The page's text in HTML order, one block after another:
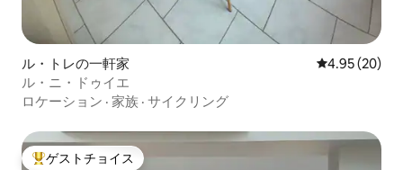
ル・トレの一軒家 レビュー20
4.95 (20)
ル・ニ・ドゥイエ
ロケーション · 家族 · サイクリング
大好評のゲストチョイスです。
ゲストチョイス